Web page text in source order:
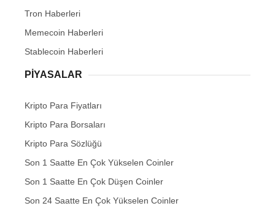
Tron Haberleri
Memecoin Haberleri
Stablecoin Haberleri
PIYASALAR
Kripto Para Fiyatları
Kripto Para Borsaları
Kripto Para Sözlüğü
Son 1 Saatte En Çok Yükselen Coinler
Son 1 Saatte En Çok Düşen Coinler
Son 24 Saatte En Çok Yükselen Coinler